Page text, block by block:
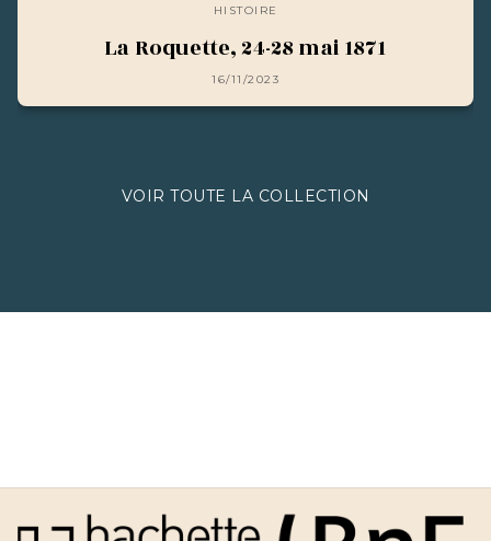
HISTOIRE
La Roquette, 24-28 mai 1871
16/11/2023
VOIR TOUTE LA COLLECTION